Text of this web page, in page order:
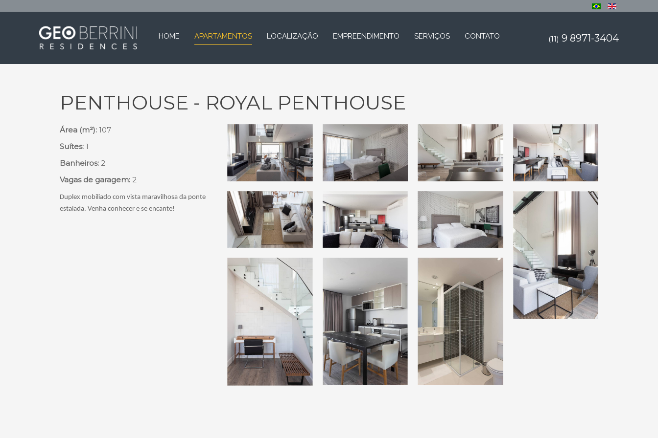
HOME APARTAMENTOS LOCALIZAÇÃO EMPREENDIMENTO SERVIÇOS CONTATO (11) 9 8971-3404
PENTHOUSE - ROYAL PENTHOUSE
Área (m²): 107
Suítes: 1
Banheiros: 2
Vagas de garagem: 2
Duplex mobiliado com vista maravilhosa da ponte
estaiada. Venha conhecer e se encante!